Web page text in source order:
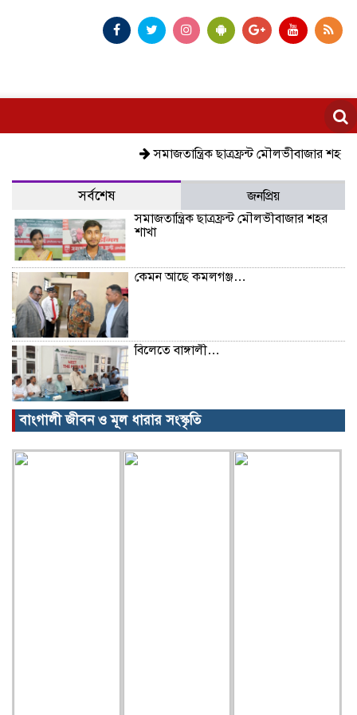
সমাজতান্ত্রিক ছাত্রফ্রন্ট মৌলভীবাজার শহর শাখা
সর্বশেষ
জনপ্রিয়
সমাজতান্ত্রিক ছাত্রফ্রন্ট মৌলভীবাজার শহর
শাখা
কেমন আছে কমলগঞ্জ…
বিলেতে বাঙ্গালী…
বিক্ষোভ, গ্রেপ্তার, অজগর, সেগুনকাঠ আর
বাংগালী জীবন ও মূল ধারার সংস্কৃতি